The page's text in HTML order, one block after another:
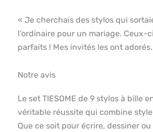
« Je cherchais des stylos qui
l’ordinaire pour un mariage. Ceux-
parfaits ! Mes invités les ont
Notre avis
Le set TIESOME de 9 stylos à bille
véritable réussite qui combine
Que ce soit pour écrire, dessiner